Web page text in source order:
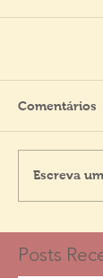
Comentários
Escreva
Posts